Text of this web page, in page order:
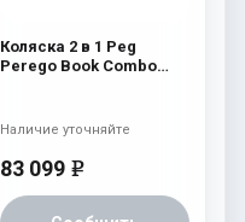
Коляска 2 в 1 Peg
Perego Book Combo
83 099 e
Наличие уточняйте